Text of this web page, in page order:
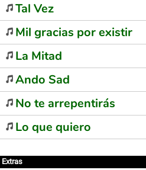
Tal Vez
Mil gracias por existir
La Mitad
Ando Sad
No te arrepentirás
Lo que quiero
Extras